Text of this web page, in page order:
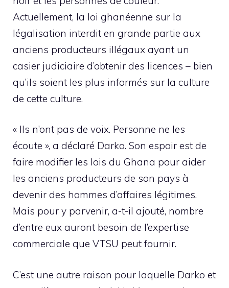
Actuellement, la loi ghanéenne sur la
légalisation interdit en grande partie aux
anciens producteurs illégaux ayant un
casier judiciaire d’obtenir des licences – bien
qu’ils soient les plus informés sur la culture
de cette culture.
« Ils n’ont pas de voix. Personne ne les
écoute », a déclaré Darko. Son espoir est de
faire modifier les lois du Ghana pour aider
les anciens producteurs de son pays à
devenir des hommes d’affaires légitimes.
Mais pour y parvenir, a-t-il ajouté, nombre
d’entre eux auront besoin de l’expertise
commerciale que VTSU peut fournir.
C’est une autre raison pour laquelle Darko et